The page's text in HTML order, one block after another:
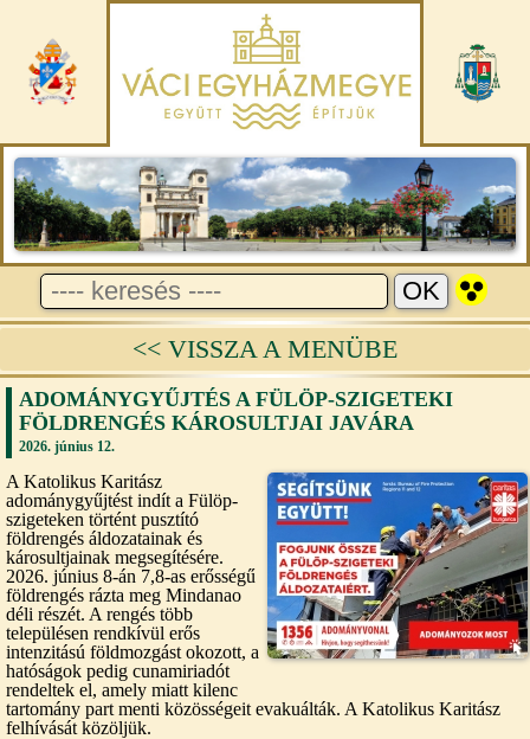
<< VISSZA A MENÜBE
ADOMÁNYGYŰJTÉS A FÜLÖP-SZIGETEKI
FÖLDRENGÉS KÁROSULTJAI JAVÁRA
2026. június 12.
A Katolikus Karitász
adománygyűjtést indít a Fülöp-
szigeteken történt pusztító
földrengés áldozatainak és
károsultjainak megsegítésére.
2026. június 8-án 7,8-as erősségű
földrengés rázta meg Mindanao
déli részét. A rengés több
településen rendkívül erős
intenzitású földmozgást okozott, a
hatóságok pedig cunamiriadót
rendeltek el, amely miatt kilenc
tartomány part menti közösségeit evakuálták. A Katolikus Karitász
felhívását közöljük.